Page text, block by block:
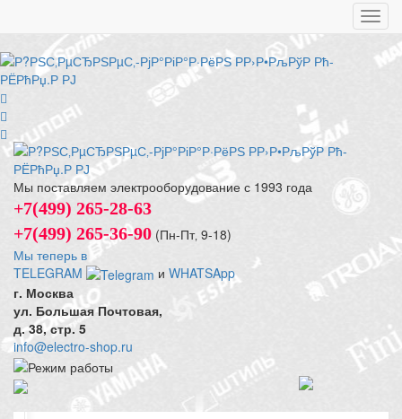
Мы поставляем электрооборудование с 1993 года
+7(499) 265-28-63
+7(499) 265-36-90 (Пн-Пт‚ 9-18)
Мы теперь в
TELEGRAM
и WHATSApp
г. Москва
ул. Большая Почтовая,
д. 38, стр. 5
info@electro-shop.ru